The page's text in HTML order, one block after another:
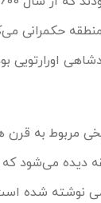
حکمرانی
اورارتویی
مربوط به
دیده می‌شود
نوشته شده